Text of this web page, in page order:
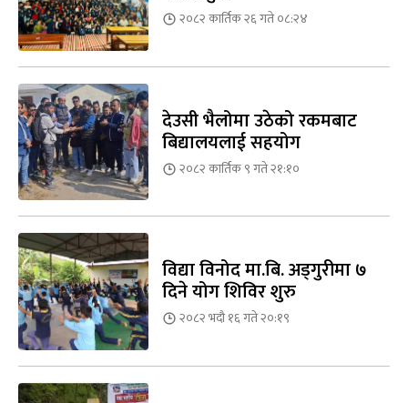
२०८२ कार्तिक २६ गते ०८:२४
देउसी भैलोमा उठेको रकमबाट
बिद्यालयलाई सहयोग
२०८२ कार्तिक ९ गते २१:१०
विद्या विनोद मा.बि. अड्गुरीमा ७
दिने योग शिविर शुरु
२०८२ भदौ १६ गते २०:१९